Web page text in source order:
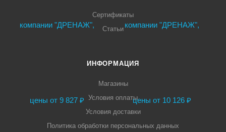
Сертификаты
Статьи
ИНФОРМАЦИЯ
Магазины
Условия оплаты
Условия доставки
Политика обработки персональных данных